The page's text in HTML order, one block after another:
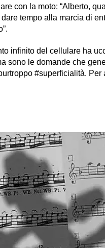
con la moto: “Alberto,
tempo alla marcia di
infinito del cellulare ha
sono le domande che
#superficialità. Per